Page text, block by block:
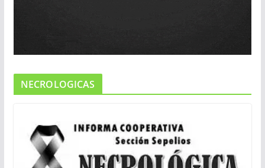
NECROLOGICAS